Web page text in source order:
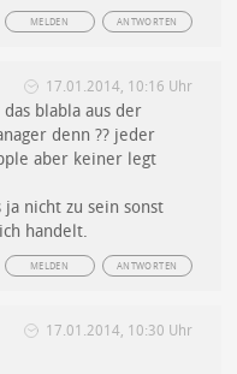
ANTWORTEN
MELDEN
17.01.2014, 10:16 Uhr
blabla aus der
denn ?? jeder
aber keiner legt
nicht zu sein sonst
handelt.
ANTWORTEN
MELDEN
17.01.2014, 10:30 Uhr